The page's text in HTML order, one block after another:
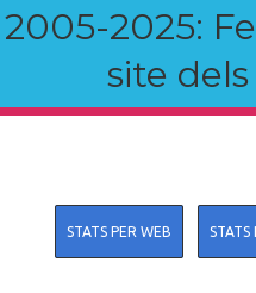
2005-2025:
site dels
STATS PER WEB STATS